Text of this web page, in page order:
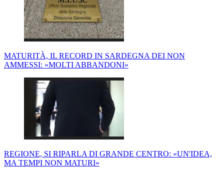
MATURITÀ, IL RECORD IN SARDEGNA DEI NON
AMMESSI: «MOLTI ABBANDONI»
REGIONE, SI RIPARLA DI GRANDE CENTRO: «UN'IDEA,
MA TEMPI NON MATURI»